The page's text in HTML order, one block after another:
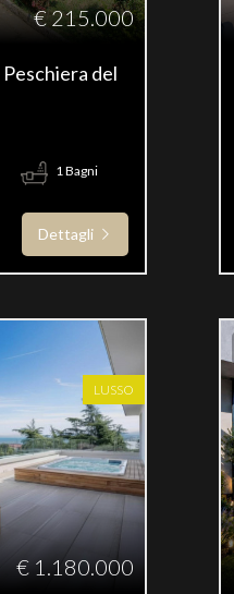
€ 215.000
del
1 Bagni
Dettagli
LUSSO
€ 1.180.000